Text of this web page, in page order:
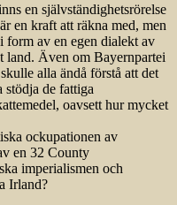
en självständighetsrörelse
en kraft att räkna med, men
form av en egen dialekt av
land. Även om Bayernpartei
alla ändå förstå att det
stödja de fattiga
oavsett hur mycket
ockupationen av
en 32 County
imperialismen och
Irland?